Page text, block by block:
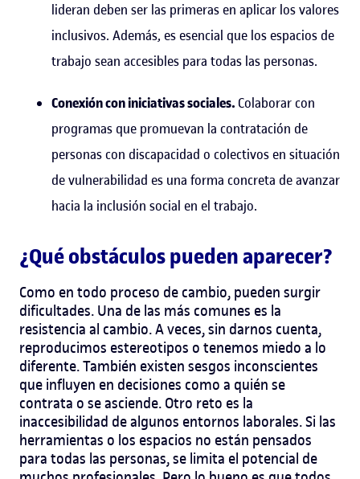
lideran deben ser las primeras en aplicar los valores
inclusivos. Además, es esencial que los espacios de
trabajo sean accesibles para todas las personas.
Conexión con iniciativas sociales. Colaborar con
programas que promuevan la contratación de
personas con discapacidad o colectivos en situación
de vulnerabilidad es una forma concreta de avanzar
hacia la inclusión social en el trabajo.
¿Qué obstáculos pueden aparecer?
Como en todo proceso de cambio, pueden surgir
dificultades. Una de las más comunes es la
resistencia al cambio. A veces, sin darnos cuenta,
reproducimos estereotipos o tenemos miedo a lo
diferente. También existen sesgos inconscientes
que influyen en decisiones como a quién se
contrata o se asciende. Otro reto es la
inaccesibilidad de algunos entornos laborales. Si las
herramientas o los espacios no están pensados
para todas las personas, se limita el potencial de